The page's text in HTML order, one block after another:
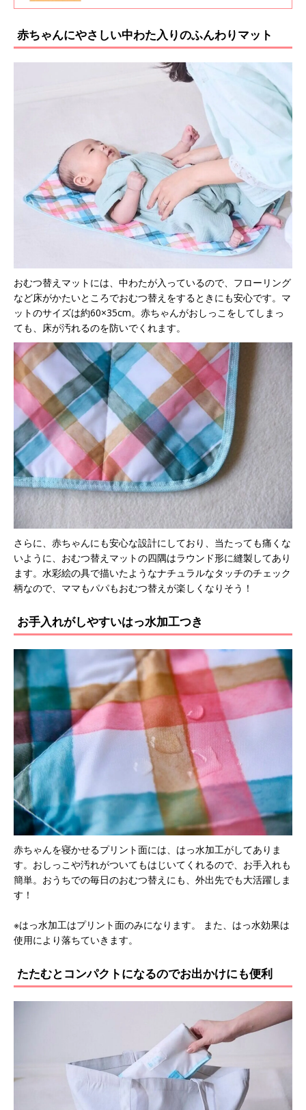
チェック柄がおしゃれな「こどもビームス はっ
赤ちゃんにやさしい中わた入りのふんわりマット
おむつ替えマットには、中わたが入っているので、フローリング
など床がかたいところでおむつ替えをするときにも安心です。マ
ットのサイズは約60×35cm。赤ちゃんがおしっこをしてしまっ
ても、床が汚れるのを防いでくれます。
さらに、赤ちゃんにも安心な設計にしており、当たっても痛くな
いように、おむつ替えマットの四隅はラウンド形に縫製してあり
ます。水彩絵の具で描いたようなナチュラルなタッチのチェック
柄なので、ママもパパもおむつ替えが楽しくなりそう！
お手入れがしやすいはっ水加工つき
赤ちゃんを寝かせるプリント面には、はっ水加工がしてありま
す。おしっこや汚れがついてもはじいてくれるので、お手入れも
簡単。おうちでの毎日のおむつ替えにも、外出先でも大活躍しま
す！
※はっ水加工はプリント面のみになります。 また、はっ水効果は
使用により落ちていきます。
たたむとコンパクトになるのでお出かけにも便利